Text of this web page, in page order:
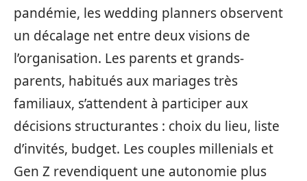
pandémie, les wedding planners observent
un décalage net entre deux visions de
l’organisation. Les parents et grands-
parents, habitués aux mariages très
familiaux, s’attendent à participer aux
décisions structurantes : choix du lieu, liste
d’invités, budget. Les couples millenials et
Gen Z revendiquent une autonomie plus